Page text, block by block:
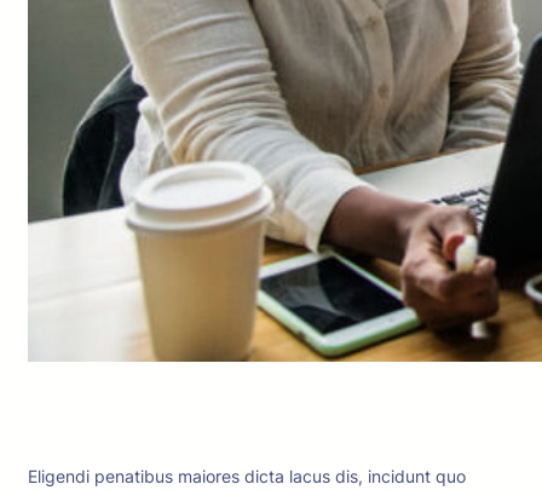
Eligendi penatibus maiores dicta lacus dis, incidunt quo